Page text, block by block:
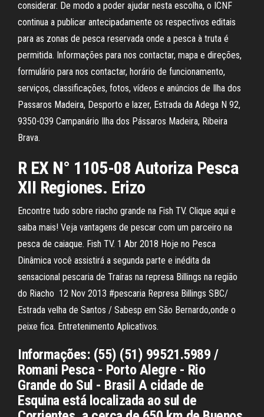
considerar. De modo a poder ajudar nesta escolha, o ICNF
continua a publicar antecipadamente os respectivos editais
para as zonas de pesca reservada onde a pesca à truta é
permitida. Informações para nos contactar, mapa e direções,
formulário para nos contactar, horário de funcionamento,
serviços, classificações, fotos, vídeos e anúncios de Ilha dos
Passaros Madeira, Desporto e lazer, Estrada da Adega N 92,
9350-039 Campanário Ilha dos Pássaros Madeira, Ribeira
Brava.
R EX N° 1105-08 Autoriza Pesca
XII Regiones. Erizo
Encontre tudo sobre riacho grande na Fish TV. Clique aqui e
saiba mais! Veja vantagens de pescar com um parceiro na
pesca de caiaque. Fish TV. 1 Abr 2018 Hoje no Pesca
Dinâmica você assistirá a segunda parte e inédita da
sensacional pescaria de Traíras na represa Billings na região
do Riacho 12 Nov 2013 #pescaria Represa Billings SBC/
Estrada velha de Santos / Sabesp em São Bernardo,onde o
peixe fica. Entretenimento Aplicativos.
Informações: (55) (51) 99521.5989 /
Romani Pesca - Porto Alegre - Rio
Grande do Sul - Brasil A cidade de
Esquina está localizada ao sul de